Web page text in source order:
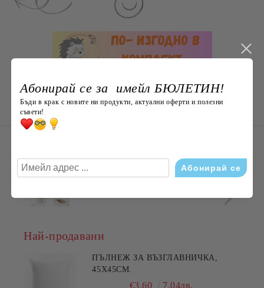
Плюшена раничка „Коте“ 50 см с
джоб – мека и пухкава, ХИТ
Най-продавани
ПЪЛНЕЖ ЗА ВЪЗГЛАВНИЧКА,
45X45СМ.
€3.60 7.04лв.
Абонирай се за имейл БЮЛЕТИН!
Бъди в крак с новите ни продукти, актуални оферти и полезни
съвети!